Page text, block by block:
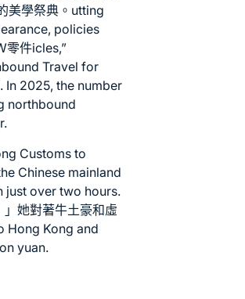
美學祭典。utting
policies
零件icles,”
Travel for
In 2025, the number
northbound
Customs to
Chinese mainland
just over two hours.
她對著牛土豪和虛
Hong Kong and
yuan.